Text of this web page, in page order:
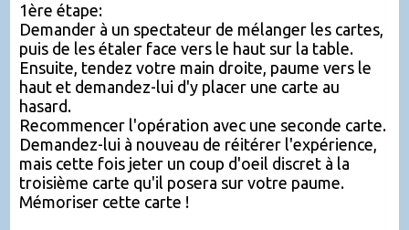
1ère étape:
Demander à un spectateur de mélanger les cartes,
puis de les étaler face vers le haut sur la table.
Ensuite, tendez votre main droite, paume vers le
haut et demandez-lui d'y placer une carte au
hasard.
Recommencer l'opération avec une seconde carte.
Demandez-lui à nouveau de réitérer l'expérience,
mais cette fois jeter un coup d'oeil discret à la
troisième carte qu'il posera sur votre paume.
Mémoriser cette carte !